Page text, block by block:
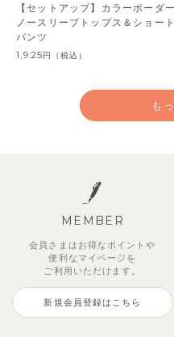
【セットアップ】カラーボーダー
ノースリーブトップス＆ショート
パンツ
1,925円 （税込）
も
MEMBER
会員さまはお得なポイントや
便利な マイページを
ご利用いただけます。
新規会員登録はこちら